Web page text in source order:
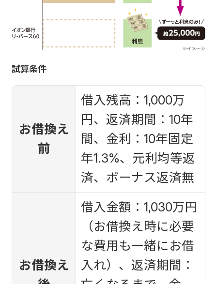
試算条件
お借換え
前
借入残高：1,000万
円、返済期間：10年
間、金利：10年固定
年1.3%、元利均等返
済、ボーナス返済無
お借換え
借入金額：1,030万円
（お借換え時に必要
な費用も一緒にお借
入れ）、返済期間：